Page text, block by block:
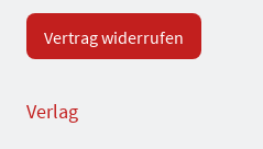
Vertrag widerrufen
Verlag